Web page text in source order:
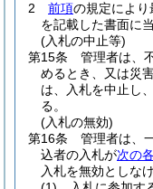
2
前項の規定によ
を記載した書面に
(入札の中止等)
第15条
管理者は、
めるとき、又は災
は、入札を中止し
る。
(入札の無効)
第16条
管理者は、
込者の入札が次の
入札を無効としな